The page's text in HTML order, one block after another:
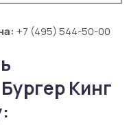
+7 (495) 544-50-00
Кинг